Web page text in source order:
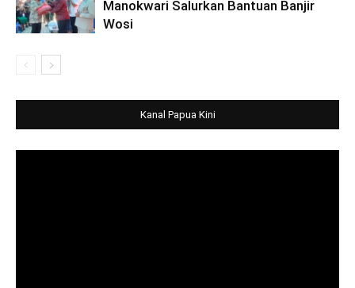
Manokwari Salurkan Bantuan Banjir
Wosi
Kanal Papua Kini